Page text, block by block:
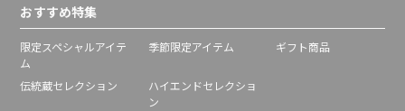
おすすめ特集
限定スペシャルアイテ
ム
季節限定アイテム ギフト商品
伝統蔵セレクション
ハイエンドセレクショ
ン